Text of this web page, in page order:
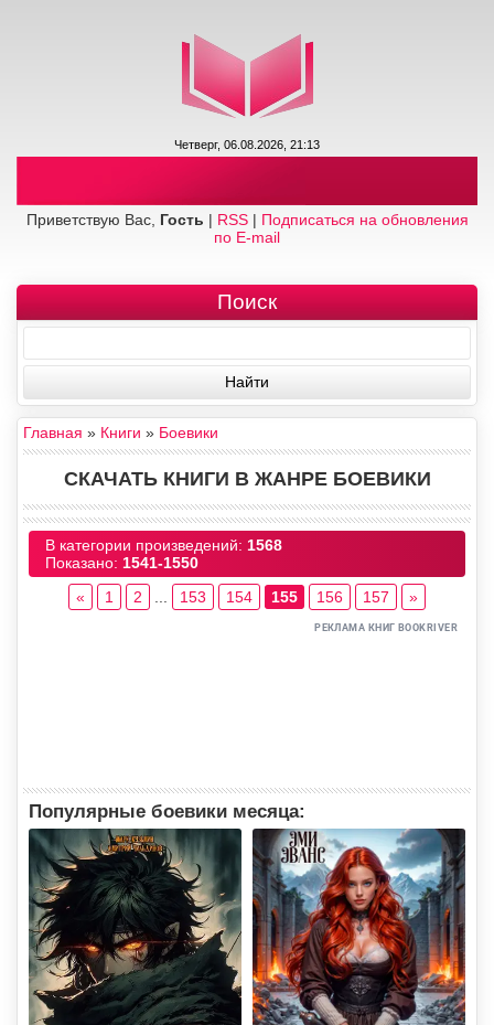
Четверг, 06.08.2026, 21:13
Приветствую Вас, Гость | RSS| Подписаться на обновления
по E-mail
Поиск
Главная » Книги » Боевики
СКАЧАТЬ КНИГИ В ЖАНРЕ БОЕВИКИ
В категории произведений: 1568
Показано: 1541-1550
«
1 2 153 154 155 156 157 »
Популярные боевики месяца: